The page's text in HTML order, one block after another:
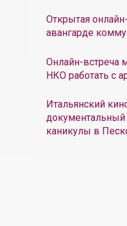
Открытая
авангарде
Онлайн-встреча
НКО работать с
Итальянский
каникулы в